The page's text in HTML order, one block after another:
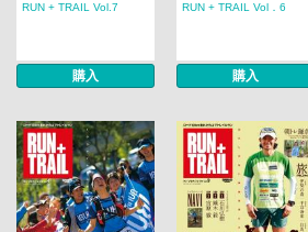
RUN + TRAIL Vol.7
購入
RUN + TRAIL Vol．6
購入